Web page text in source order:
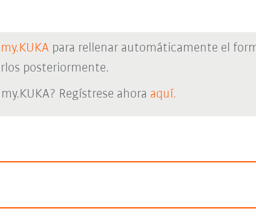
my.KUKA para rellenar automáticamente el
posteriormente.
Regístrese ahora aquí.